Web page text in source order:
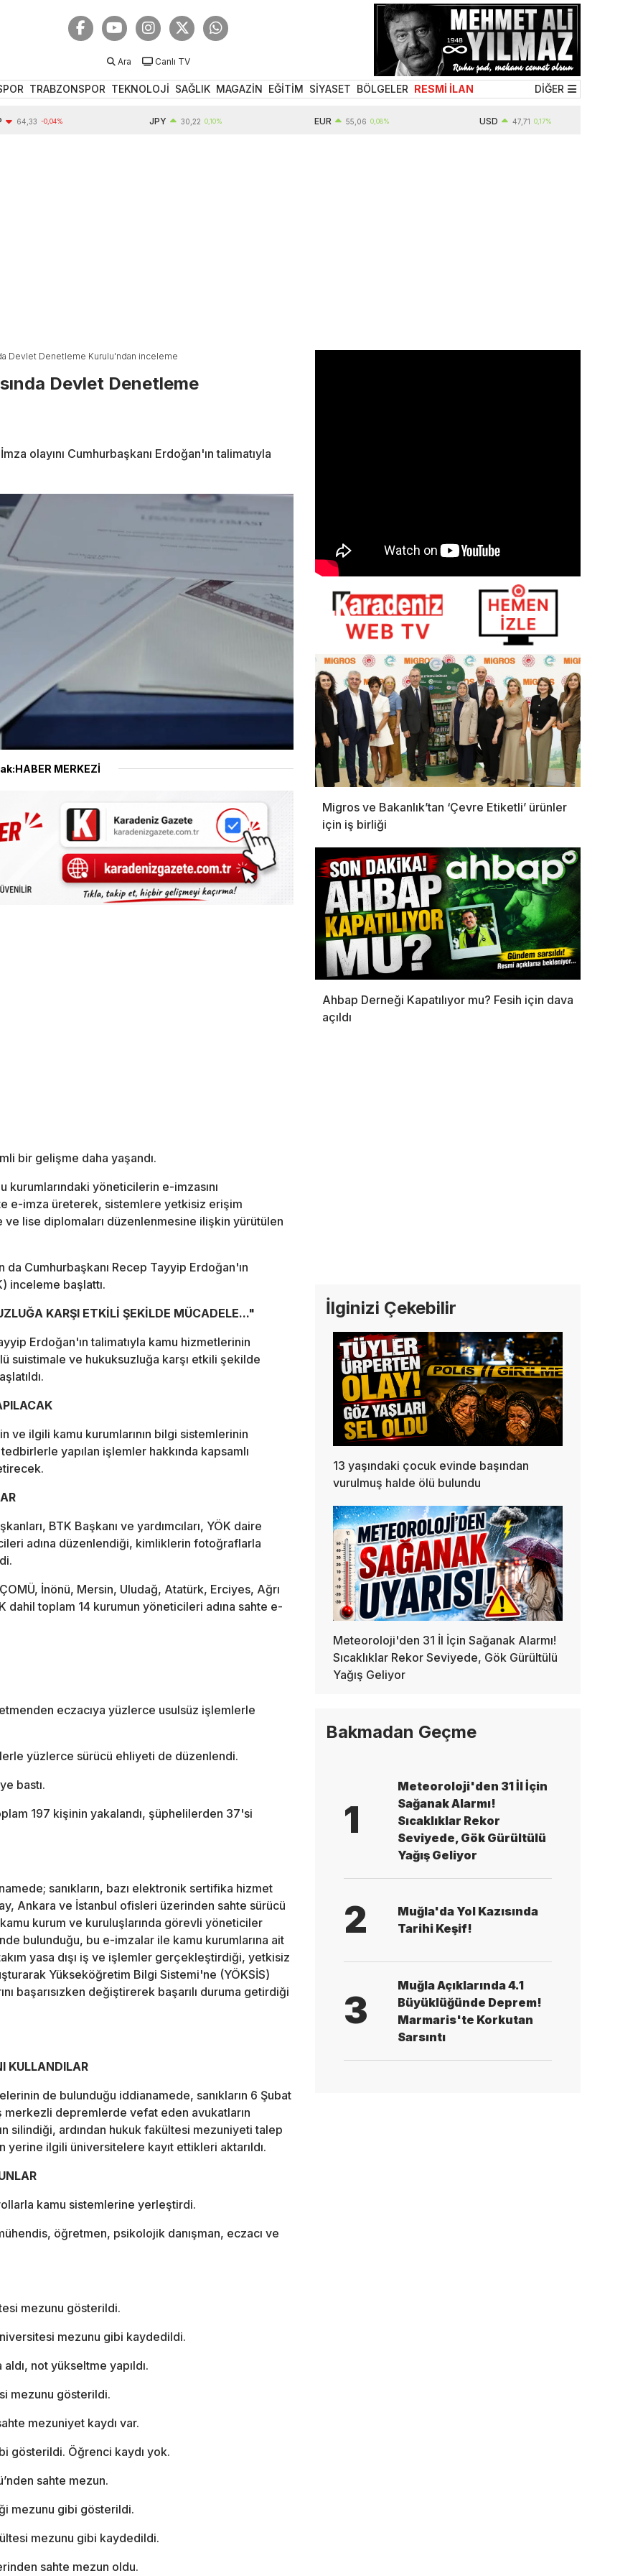
Ara Canlı TV
TRABZONSPOR TEKNOLOJİ SAĞLIK MAGAZİN EĞİTİM SİYASET BÖLGELER RESMİ İLAN DİĞER
-0,04% 30,22 0,10% 55,06 0,08% 47,71 0,17%
Devlet Denetleme Kurulu'ndan inceleme
Devlet Denetleme
olayını Cumhurbaşkanı Erdoğan'ın talimatıyla
MERKEZİ
bir gelişme daha yaşandı.
kurumlarındaki yöneticilerin e-imzasını
e-imza üreterek, sistemlere yetkisiz erişim
lise diplomaları düzenlenmesine ilişkin yürütülen
da Cumhurbaşkanı Recep Tayyip Erdoğan'ın
inceleme başlattı.
KARŞI ETKİLİ ŞEKİLDE MÜCADELE..."
Erdoğan'ın talimatıyla kamu hizmetlerinin
suistimale ve hukuksuzluğa karşı etkili şekilde
ve ilgili kamu kurumlarının bilgi sistemlerinin
yapılan işlemler hakkında kapsamlı
BTK Başkanı ve yardımcıları, YÖK daire
adına düzenlendiği, kimliklerin fotoğraflarla
İnönü, Mersin, Uludağ, Atatürk, Erciyes, Ağrı
toplam 14 kurumun yöneticileri adına sahte e-
eczacıya yüzlerce usulsüz işlemlerle
yüzlerce sürücü ehliyeti de düzenlendi.
bastı.
197 kişinin yakalandı, şüphelilerden 37'si
sanıkların, bazı elektronik sertifika hizmet
Ankara ve İstanbul ofisleri üzerinden sahte sürücü
kurum ve kuruluşlarında görevli yöneticiler
bulunduğu, bu e-imzalar ile kamu kurumlarına ait
yasa dışı iş ve işlemler gerçekleştirdiği, yetkisiz
Yükseköğretim Bilgi Sistemi'ne (YÖKSİS)
başarısızken değiştirerek başarılı duruma getirdiği
KULLANDILAR
de bulunduğu iddianamede, sanıkların 6 Şubat
depremlerde vefat eden avukatların
silindiği, ardından hukuk fakültesi mezuniyeti talep
ilgili üniversitelere kayıt ettikleri aktarıldı.
kamu sistemlerine yerleştirdi.
öğretmen, psikolojik danışman, eczacı ve
mezunu gösterildi.
mezunu gibi kaydedildi.
not yükseltme yapıldı.
mezunu gösterildi.
mezuniyet kaydı var.
gösterildi. Öğrenci kaydı yok.
sahte mezun.
mezunu gibi gösterildi.
mezunu gibi kaydedildi.
sahte mezun oldu.
Migros ve Bakanlık’tan ‘Çevre Etiketli’ ürünler
için iş birliği
Ahbap Derneği Kapatılıyor mu? Fesih için dava
açıldı
İlginizi Çekebilir
13 yaşındaki çocuk evinde başından
vurulmuş halde ölü bulundu
Meteoroloji'den 31 İl İçin Sağanak Alarmı!
Sıcaklıklar Rekor Seviyede, Gök Gürültülü
Yağış Geliyor
Bakmadan Geçme
1
Meteoroloji'den 31 İl İçin
Sağanak Alarmı!
Sıcaklıklar Rekor
Seviyede, Gök Gürültülü
Yağış Geliyor
2
Muğla'da Yol Kazısında
Tarihi Keşif!
3
Muğla Açıklarında 4.1
Büyüklüğünde Deprem!
Marmaris'te Korkutan
Sarsıntı